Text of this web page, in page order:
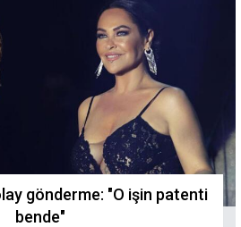
gönderme: "O işin patenti
bende"